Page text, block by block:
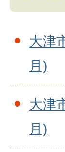
大津
月)
大津
月)